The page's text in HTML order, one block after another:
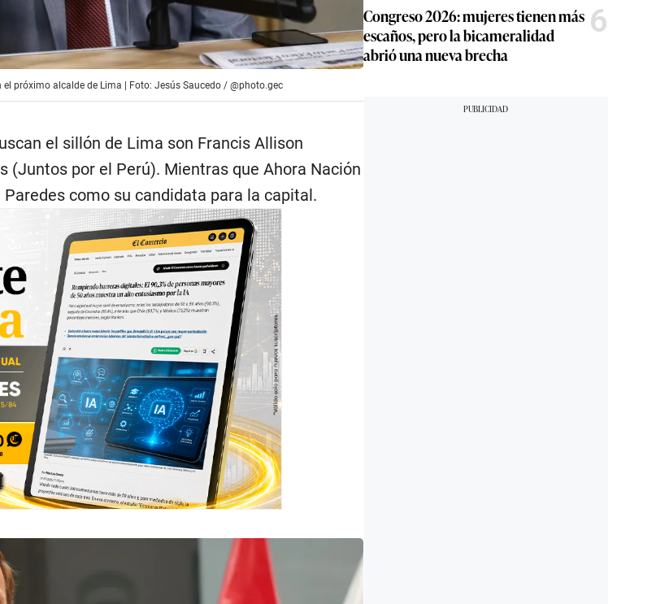
próximo alcalde de Lima | Foto: Jesús Saucedo / @photo.gec
el sillón de Lima son Francis Allison
(Juntos por el Perú). Mientras que Ahora Nación
como su candidata para la capital.
Congreso 2026: mujeres tienen más
escaños, pero la bicameralidad
abrió una nueva brecha
6